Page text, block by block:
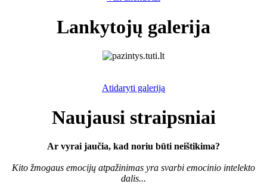
Lankytojų galerija
Atidaryti galeriją
Naujausi straipsniai
Ar vyrai jaučia, kad noriu būti neištikima?
Kito žmogaus emocijų atpažinimas yra svarbi emocinio intelekto
dalis...